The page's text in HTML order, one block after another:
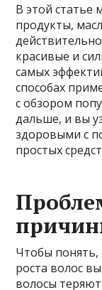
В этой статье
продукты,
красивые и
самых
способах
с обзором
дальше, и вы
здоровыми с
простых
Чтобы понять,
роста волос
волосы